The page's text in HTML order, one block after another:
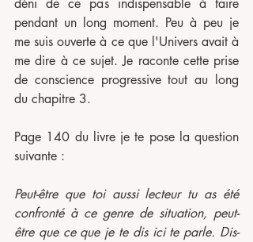
déni de ce pas indispensable à faire
pendant un long moment. Peu à peu je
me suis ouverte à ce que l'Univers avait à
me dire à ce sujet. Je raconte cette prise
de conscience progressive tout au long
du chapitre 3.
Page 140 du livre je te pose la question
suivante :
Peut-être que toi aussi lecteur tu as été
confronté à ce genre de situation, peut-
être que ce que je te dis ici te parle. Dis-